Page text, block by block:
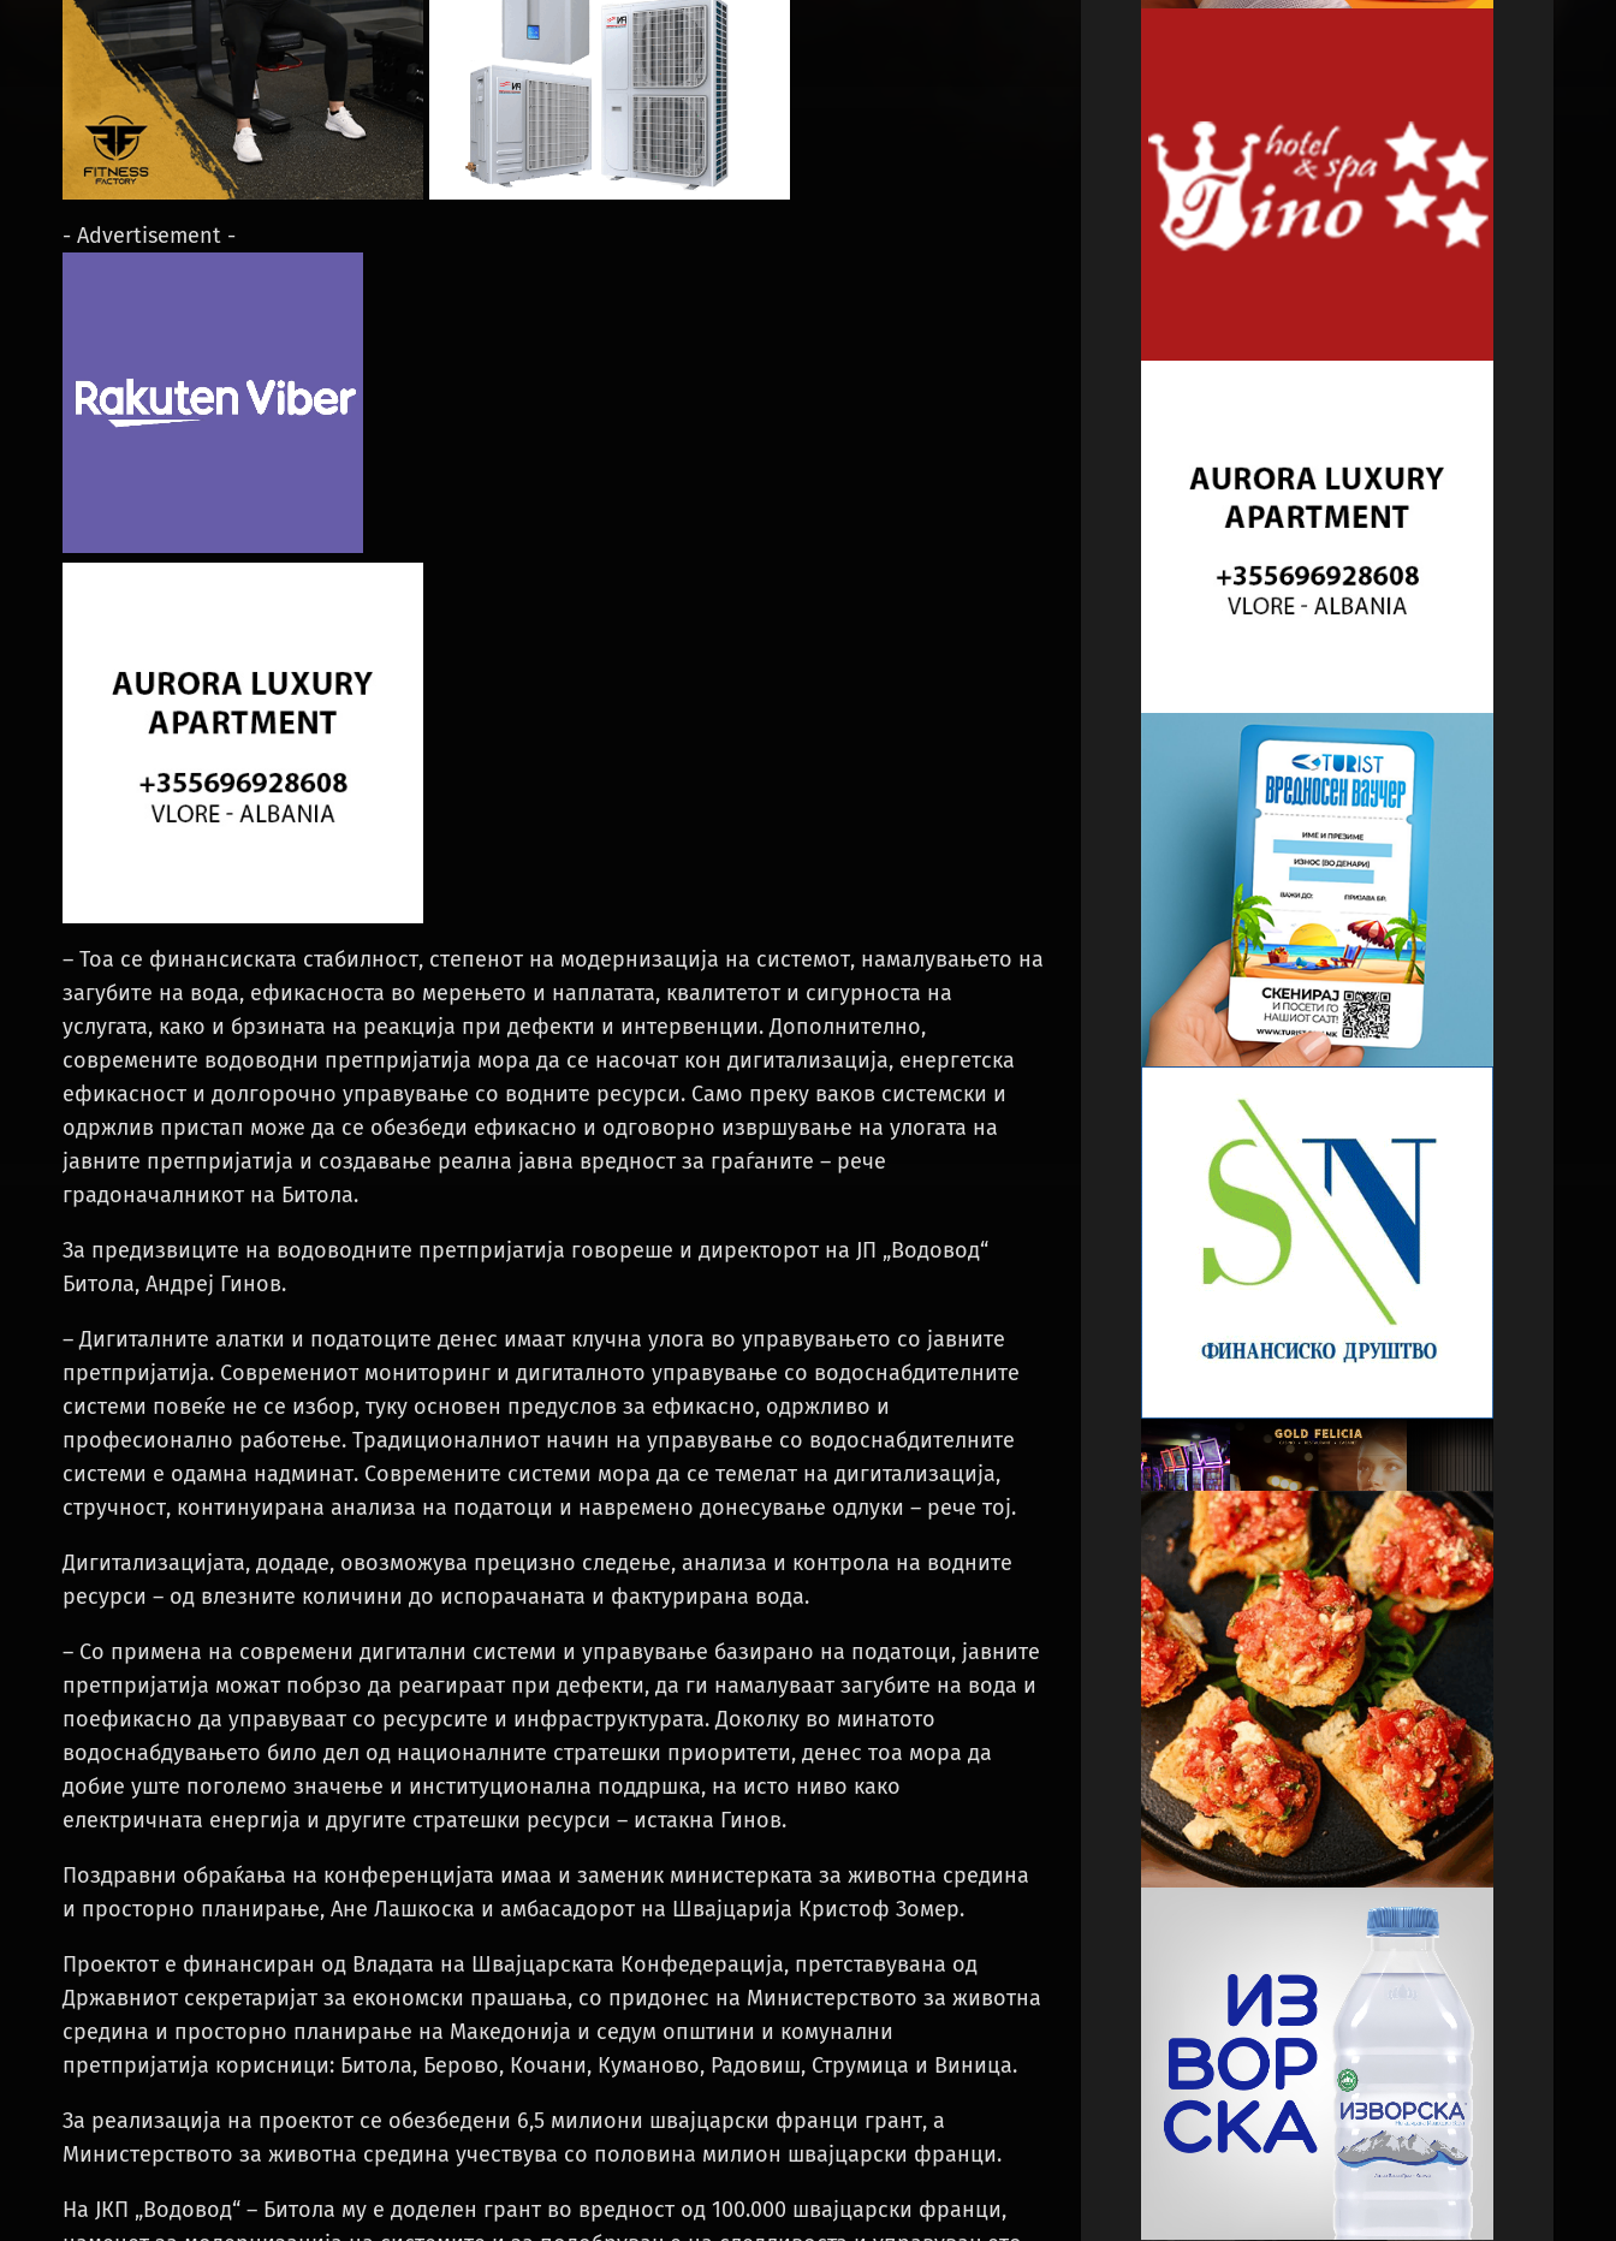
- Advertisement -
– Тоа се финансиската стабилност, степенот на модернизација на системот, намалувањето на
загубите на вода, ефикасноста во мерењето и наплатата, квалитетот и сигурноста на
услугата, како и брзината на реакција при дефекти и интервенции. Дополнително,
современите водоводни претпријатија мора да се насочат кон дигитализација, енергетска
ефикасност и долгорочно управување со водните ресурси. Само преку ваков системски и
одржлив пристап може да се обезбеди ефикасно и одговорно извршување на улогата на
јавните претпријатија и создавање реална јавна вредност за граѓаните – рече
градоначалникот на Битола.
За предизвиците на водоводните претпријатија говореше и директорот на ЈП „Водовод“
Битола, Андреј Гинов.
– Дигиталните алатки и податоците денес имаат клучна улога во управувањето со јавните
претпријатија. Современиот мониторинг и дигиталното управување со водоснабдителните
системи повеќе не се избор, туку основен предуслов за ефикасно, одржливо и
професионално работење. Традиционалниот начин на управување со водоснабдителните
системи е одамна надминат. Современите системи мора да се темелат на дигитализација,
стручност, континуирана анализа на податоци и навремено донесување одлуки – рече тој.
Дигитализацијата, додаде, овозможува прецизно следење, анализа и контрола на водните
ресурси – од влезните количини до испорачаната и фактурирана вода.
– Со примена на современи дигитални системи и управување базирано на податоци, јавните
претпријатија можат побрзо да реагираат при дефекти, да ги намалуваат загубите на вода и
поефикасно да управуваат со ресурсите и инфраструктурата. Доколку во минатото
водоснабдувањето било дел од националните стратешки приоритети, денес тоа мора да
добие уште поголемо значење и институционална поддршка, на исто ниво како
електричната енергија и другите стратешки ресурси – истакна Гинов.
Поздравни обраќања на конференцијата имаа и заменик министерката за животна средина
и просторно планирање, Ане Лашкоска и амбасадорот на Швајцарија Кристоф Зомер.
Проектот е финансиран од Владата на Швајцарската Конфедерација, претставувана од
Државниот секретаријат за економски прашања, со придонес на Министерството за животна
средина и просторно планирање на Македонија и седум општини и комунални
претпријатија корисници: Битола, Берово, Кочани, Куманово, Радовиш, Струмица и Виница.
За реализација на проектот се обезбедени 6,5 милиони швајцарски франци грант, а
Министерството за животна средина учествува со половина милион швајцарски франци.
На ЈКП „Водовод“ – Битола му е доделен грант во вредност од 100.000 швајцарски франци,